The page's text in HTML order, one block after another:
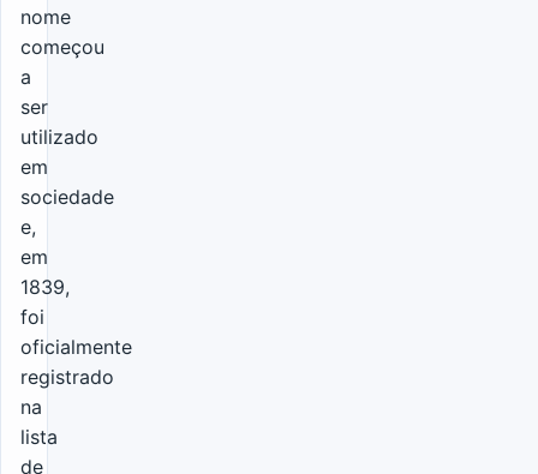
nome
começou
a
ser
utilizado
em
sociedade
e,
em
1839,
foi
oficialmente
registrado
na
lista
de